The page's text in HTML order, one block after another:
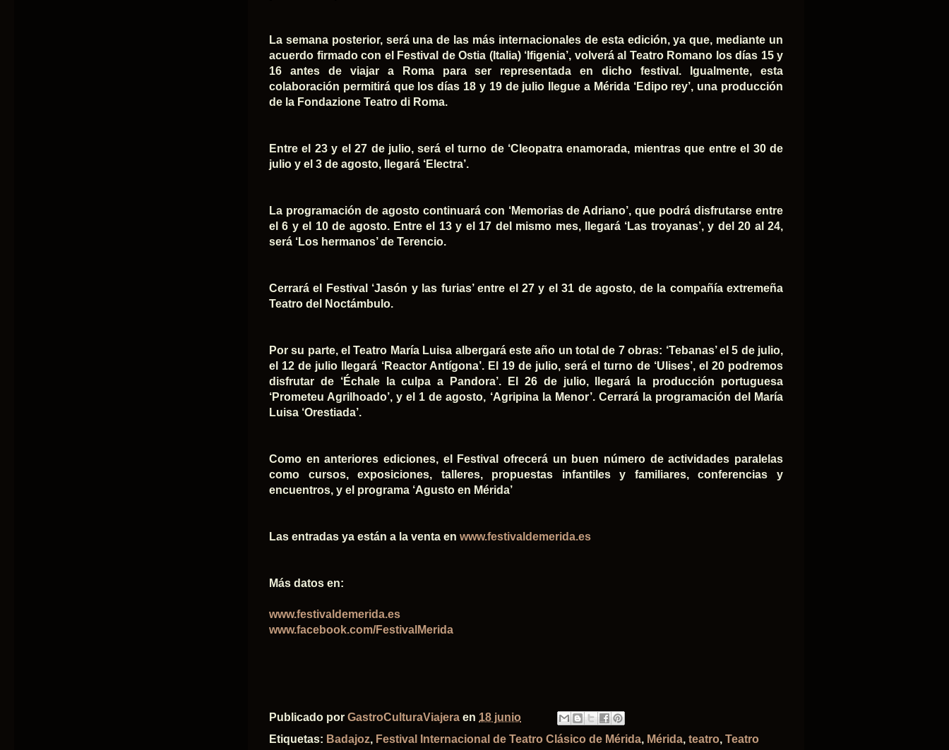
La semana posterior, será una de las más internacionales de esta edición, ya que, mediante un
acuerdo firmado con el Festival de Ostia (Italia) ‘Ifigenia’, volverá al Teatro Romano los días 15 y
16 antes de viajar a Roma para ser representada en dicho festival. Igualmente, esta
colaboración permitirá que los días 18 y 19 de julio llegue a Mérida ‘Edipo rey’, una producción
de la Fondazione Teatro di Roma.
Entre el 23 y el 27 de julio, será el turno de ‘Cleopatra enamorada, mientras que entre el 30 de
julio y el 3 de agosto, llegará ‘Electra’.
La programación de agosto continuará con ‘Memorias de Adriano’, que podrá disfrutarse entre
el 6 y el 10 de agosto. Entre el 13 y el 17 del mismo mes, llegará ‘Las troyanas’, y del 20 al 24,
será ‘Los hermanos’ de Terencio.
Cerrará el Festival ‘Jasón y las furias’ entre el 27 y el 31 de agosto, de la compañía extremeña
Teatro del Noctámbulo.
Por su parte, el Teatro María Luisa albergará este año un total de 7 obras: ‘Tebanas’ el 5 de julio,
el 12 de julio llegará ‘Reactor Antígona’. El 19 de julio, será el turno de ‘Ulises’, el 20 podremos
disfrutar de ‘Échale la culpa a Pandora’. El 26 de julio, llegará la producción portuguesa
‘Prometeu Agrilhoado’, y el 1 de agosto, ‘Agripina la Menor’. Cerrará la programación del María
Luisa ‘Orestiada’.
Como en anteriores ediciones, el Festival ofrecerá un buen número de actividades paralelas
como cursos, exposiciones, talleres, propuestas infantiles y familiares, conferencias y
encuentros, y el programa ‘Agusto en Mérida’
Las entradas ya están a la venta en www.festivaldemerida.es
Más datos en:
www.festivaldemerida.es
www.facebook.com/FestivalMerida
Publicado por GastroCulturaViajera en 18 junio
Etiquetas: Badajoz, Festival Internacional de Teatro Clásico de Mérida, Mérida, teatro, Teatro